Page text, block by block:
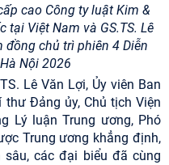
cao Công ty luật Kim &
tại Việt Nam và GS.TS. Lê
đồng chủ trì phiên 4 Diễn
Nội 2026
Lê Văn Lợi, Ủy viên Ban
thư Đảng ủy, Chủ tịch Viện
Lý luận Trung ương, Phó
Trung ương khẳng định,
các đại biểu đã cùng